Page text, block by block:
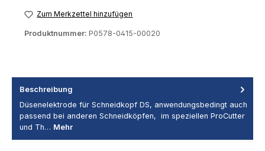
Zum Merkzettel hinzufügen
Produktnummer: P0578-0415-00020
Beschreibung
Düsenelektrode für Schneidkopf DS, anwendungsbedingt auch
passend bei anderen Schneidköpfen, im speziellen ProCutter
und Th… Mehr